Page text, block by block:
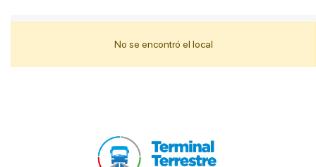
DORADITOS CHICKEN
EL EPICENTRO DEL SABOR – PANADERIA Y PASTELERIA
FAST BURGERS
No se encontró el local